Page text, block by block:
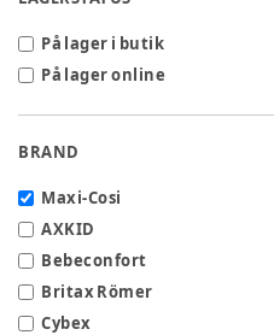
På lager i butik
På lager online
BRAND
Maxi-Cosi
AXKID
Bebeconfort
Britax Römer
Cybex